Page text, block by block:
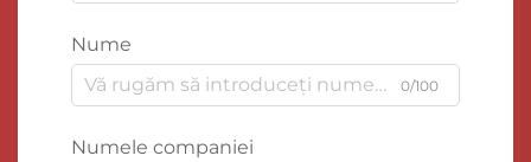
Nume
0/100
Numele companiei